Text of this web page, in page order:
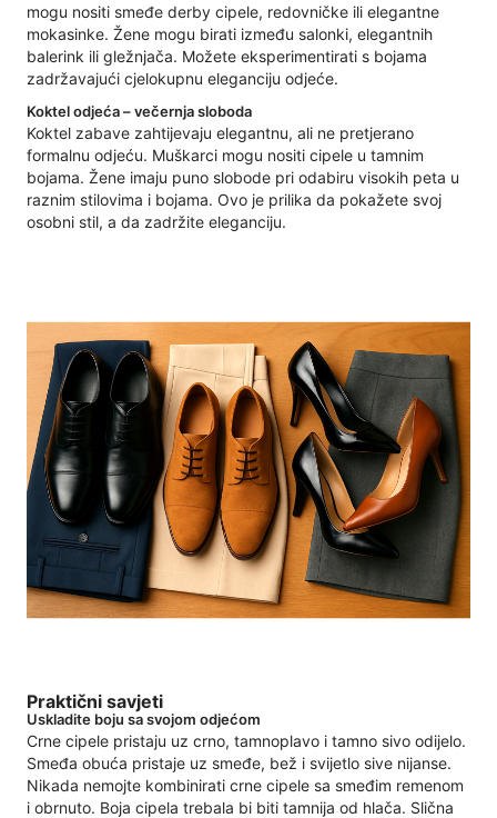
mogu nositi smeđe derby cipele, redovničke ili elegantne
mokasinke. Žene mogu birati između salonki, elegantnih
balerink ili gležnjača. Možete eksperimentirati s bojama
zadržavajući cjelokupnu eleganciju odjeće.
Koktel odjeća – večernja sloboda
Koktel zabave zahtijevaju elegantnu, ali ne pretjerano
formalnu odjeću. Muškarci mogu nositi cipele u tamnim
bojama. Žene imaju puno slobode pri odabiru visokih peta u
raznim stilovima i bojama. Ovo je prilika da pokažete svoj
osobni stil, a da zadržite eleganciju.
Praktični savjeti
Uskladite boju sa svojom odjećom
Crne cipele pristaju uz crno, tamnoplavo i tamno sivo odijelo.
Smeđa obuća pristaje uz smeđe, bež i svijetlo sive nijanse.
Nikada nemojte kombinirati crne cipele sa smeđim remenom
i obrnuto. Boja cipela trebala bi biti tamnija od hlača. Slična